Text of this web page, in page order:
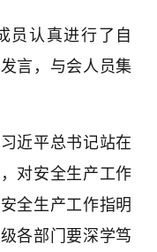
员认真进行了自
言，与会人员集
近平总书记站在
对安全生产工作
全生产工作指明
各部门要深学笃